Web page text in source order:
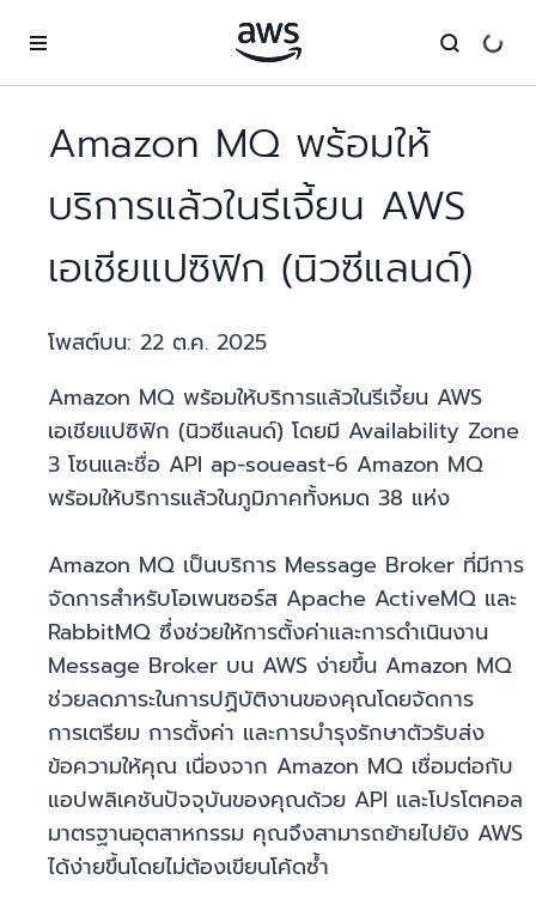
Amazon MQ พร้อมให้
บริการแล้วในรีเจี้ยน AWS
เอเชียแปซิฟิก (นิวซีแลนด์)
โพสต์บน: 22 ต.ค. 2025
Amazon MQ พร้อมให้บริการแล้วในรีเจี้ยน AWS
เอเชียแปซิฟิก (นิวซีแลนด์) โดยมี Availability Zone
3 โซนและชื่อ API ap-soueast-6 Amazon MQ
พร้อมให้บริการแล้วในภูมิภาคทั้งหมด 38 แห่ง
Amazon MQ เป็นบริการ Message Broker ที่มีการ
จัดการสำหรับโอเพนซอร์ส Apache ActiveMQ และ
RabbitMQ ซึ่งช่วยให้การตั้งค่าและการดำเนินงาน
Message Broker บน AWS ง่ายขึ้น Amazon MQ
ช่วยลดภาระในการปฏิบัติงานของคุณโดยจัดการ
การเตรียม การตั้งค่า และการบำรุงรักษาตัวรับส่ง
ข้อความให้คุณ เนื่องจาก Amazon MQ เชื่อมต่อกับ
แอปพลิเคชันปัจจุบันของคุณด้วย API และโปรโตคอล
มาตรฐานอุตสาหกรรม คุณจึงสามารถย้ายไปยัง AWS
ได้ง่ายขึ้นโดยไม่ต้องเขียนโค้ดซ้ำ